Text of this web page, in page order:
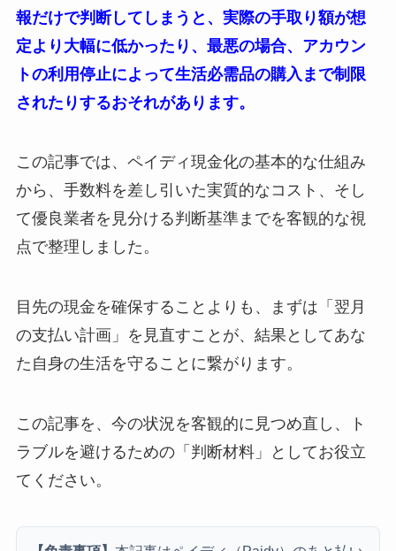
報だけで判断してしまうと、実際の手取り額が想
定より大幅に低かったり、最悪の場合、アカウン
トの利用停止によって生活必需品の購入まで制限
されたりするおそれがあります。
この記事では、ペイディ現金化の基本的な仕組み
から、手数料を差し引いた実質的なコスト、そし
て優良業者を見分ける判断基準までを客観的な視
点で整理しました。
目先の現金を確保することよりも、まずは「翌月
の支払い計画」を見直すことが、結果としてあな
た自身の生活を守ることに繋がります。
この記事を、今の状況を客観的に見つめ直し、ト
ラブルを避けるための「判断材料」としてお役立
てください。